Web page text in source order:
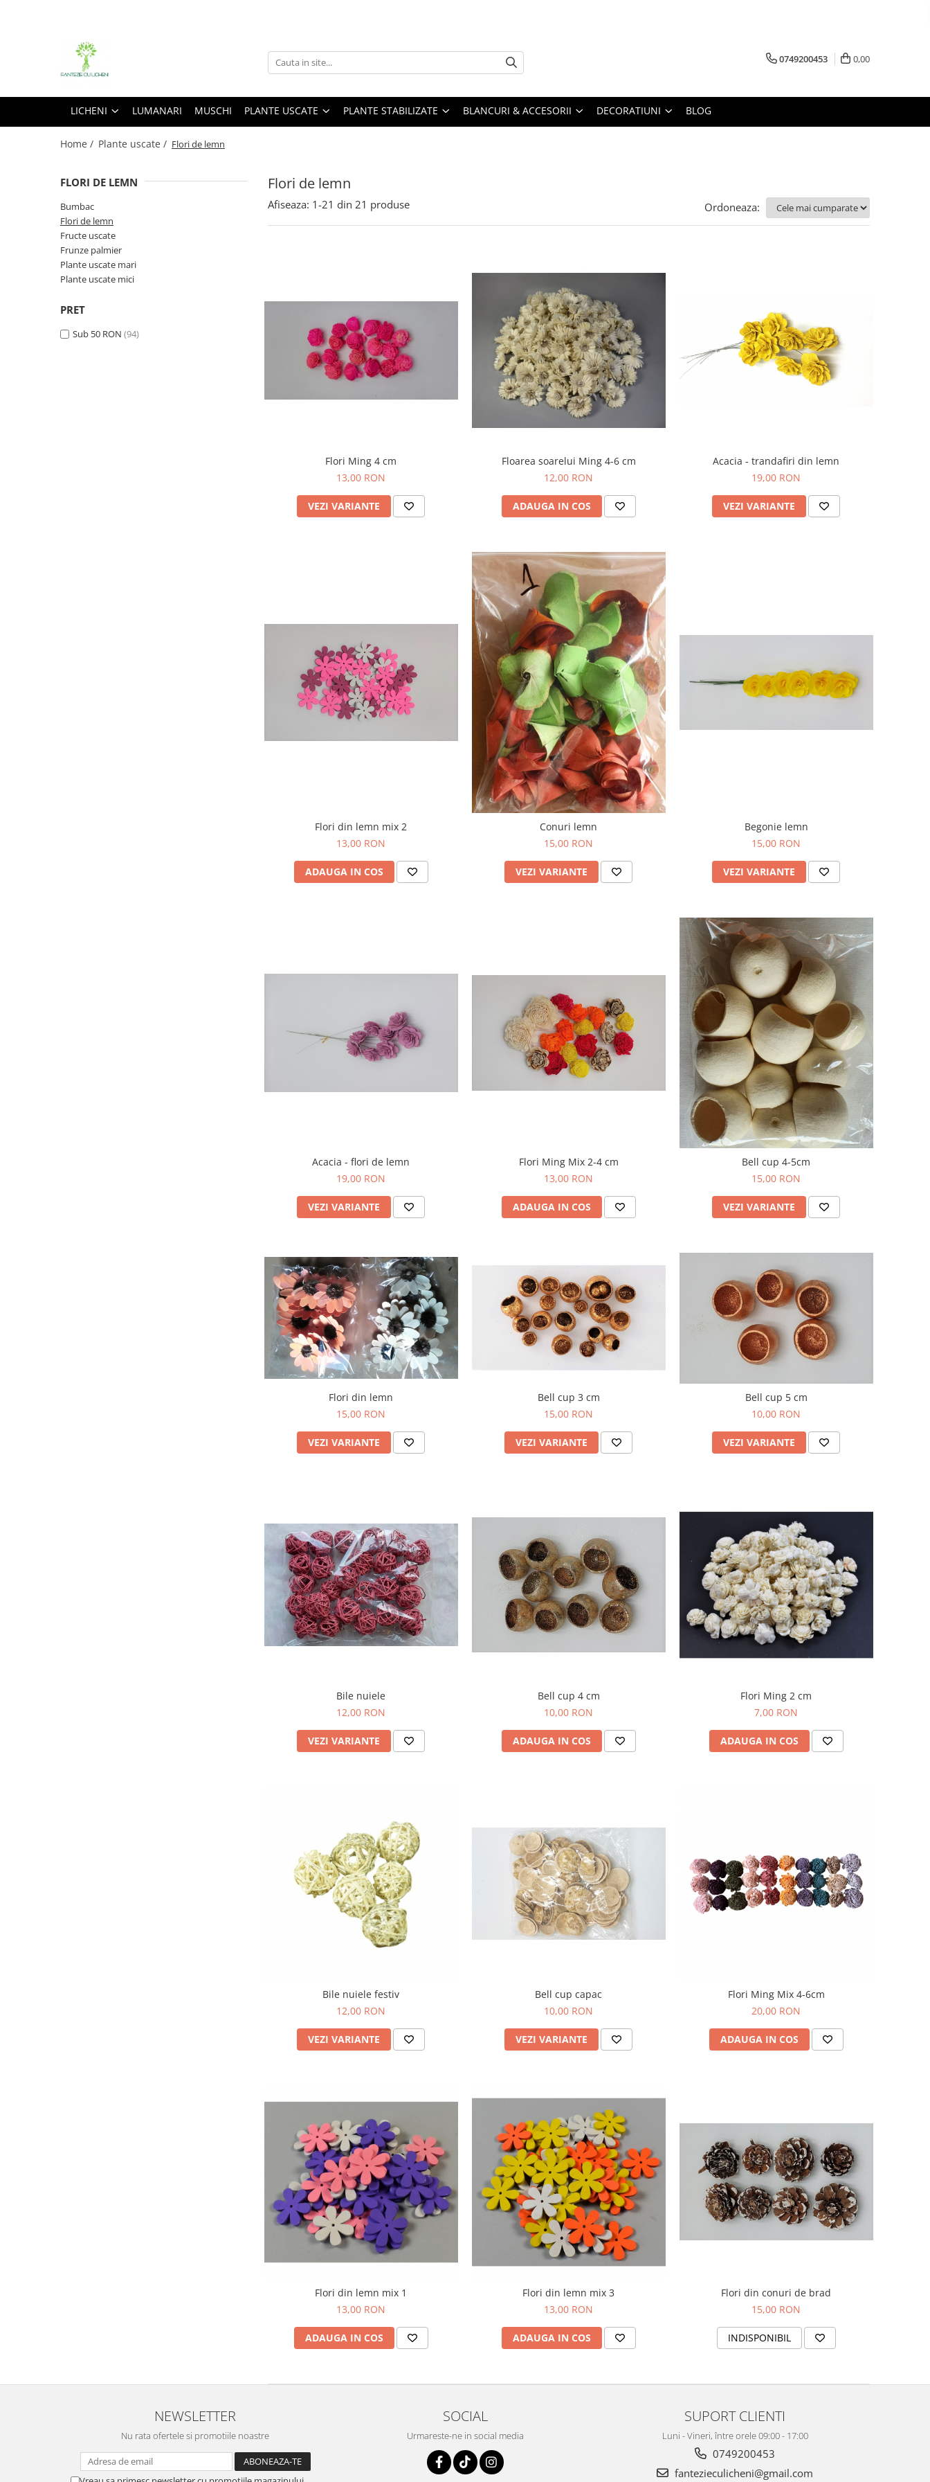
Licheni premium Polar
Licheni cu radacini
Mixuri licheni
Plante uscate
Flori de lemn
Fructe uscate
Frunze palmier
Plante uscate mici
Plante stabilizate
Flori stabilizate
Plante stabilizate
Blancuri & accesorii
Blancuri
Rame tablou
Decoratiuni
Aranjament
Ceas
0749200453 0,00
LICHENI LUMANARI MUSCHI PLANTE USCATE PLANTE STABILIZATE BLANCURI & ACCESORII DECORATIUNI BLOG
Home / Plante uscate / Flori de lemn
Flori de lemn
FLORI DE LEMN
Bumbac
Flori de lemn
Fructe uscate
Frunze palmier
Plante uscate mari
Plante uscate mici
PRET
Sub 50 RON (94)
Afiseaza: 1-21 din 21 produse Ordoneaza:
Flori Ming 4 cm
13,00 RON
VEZI VARIANTE
Floarea soarelui Ming 4-6 cm
12,00 RON
ADAUGA IN COS
Acacia - trandafiri din lemn
19,00 RON
VEZI VARIANTE
Flori din lemn mix 2
13,00 RON
ADAUGA IN COS
Conuri lemn
15,00 RON
VEZI VARIANTE
Begonie lemn
15,00 RON
VEZI VARIANTE
Acacia - flori de lemn
19,00 RON
VEZI VARIANTE
Flori Ming Mix 2-4 cm
13,00 RON
ADAUGA IN COS
Bell cup 4-5cm
15,00 RON
VEZI VARIANTE
Flori din lemn
15,00 RON
VEZI VARIANTE
Bell cup 3 cm
15,00 RON
VEZI VARIANTE
Bell cup 5 cm
10,00 RON
VEZI VARIANTE
Bile nuiele
12,00 RON
VEZI VARIANTE
Bell cup 4 cm
10,00 RON
ADAUGA IN COS
Flori Ming 2 cm
7,00 RON
ADAUGA IN COS
Bile nuiele festiv
12,00 RON
VEZI VARIANTE
Bell cup capac
10,00 RON
VEZI VARIANTE
Flori Ming Mix 4-6cm
20,00 RON
ADAUGA IN COS
Flori din lemn mix 1
13,00 RON
ADAUGA IN COS
Flori din lemn mix 3
13,00 RON
ADAUGA IN COS
Flori din conuri de brad
15,00 RON
INDISPONIBIL
NEWSLETTER
Nu rata ofertele si promotiile noastre
SOCIAL
Urmareste-ne in social media
SUPORT CLIENTI
Luni - Vineri, între orele 09:00 - 17:00
0749200453
fantezieculicheni@gmail.com